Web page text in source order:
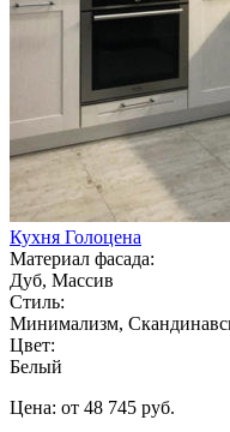
Кухня Голоцена
Материал фасада:
Дуб, Массив
Стиль:
Минимализм,
Цвет:
Белый
Цена: от 48 745 руб.